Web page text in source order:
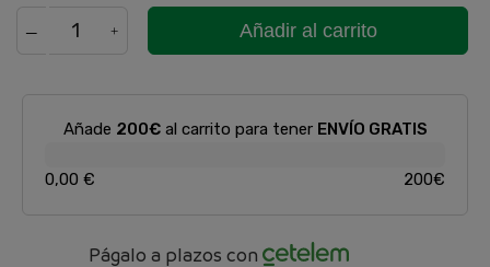
Añadir al carrito
Añade 200€al carrito para tener ENVÍO GRATIS
0,00 € 200€
Págalo a plazos con